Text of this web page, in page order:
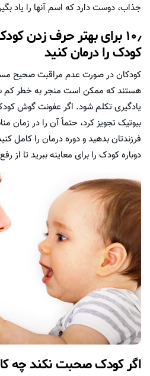
جذاب، دوست دارد که اسم آنها را یاد
۱۰٫ برای بهتر حرف زدن
کودک را درمان کنید
کودکان در صورت عدم مراقبت صحیح
هستند که ممکن است منجر به خطر کم
یادگیری تکلم شود. اگر عفونت گوش
بیوتیک تجویز کرد، حتماً آن را در زمان
فرزندتان بدهید و دوره درمان را کامل
دوباره کودک را برای معاینه ببرید تا
اگر کودک صحبت نکند چه